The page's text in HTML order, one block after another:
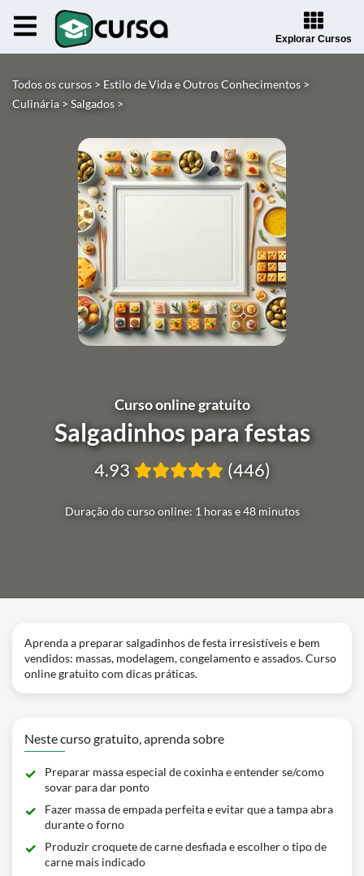
Explorar Cursos
Todos os cursos > Estilo de Vida e Outros Conhecimentos >
Culinária > Salgados >
Curso online gratuito
Salgadinhos para festas
Duração do curso online: 1 horas e 48 minutos
4.93 (446)
Aprenda a preparar salgadinhos de festa irresistíveis e bem
vendidos: massas, modelagem, congelamento e assados. Curso
online gratuito com dicas práticas.
Neste curso gratuito, aprenda sobre
Preparar massa especial de coxinha e entender se/como
sovar para dar ponto
Fazer massa de empada perfeita e evitar que a tampa abra
durante o forno
Produzir croquete de carne desfiada e escolher o tipo de
carne mais indicado